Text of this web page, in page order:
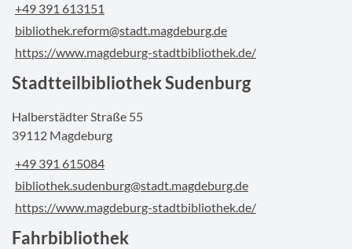
+49 391 613151
bibliothek.reform@stadt.magdeburg.de
https://www.magdeburg-stadtbibliothek.de/
Stadtteilbibliothek Sudenburg
Halberstädter Straße 55
39112 Magdeburg
+49 391 615084
bibliothek.sudenburg@stadt.magdeburg.de
https://www.magdeburg-stadtbibliothek.de/
Fahrbibliothek